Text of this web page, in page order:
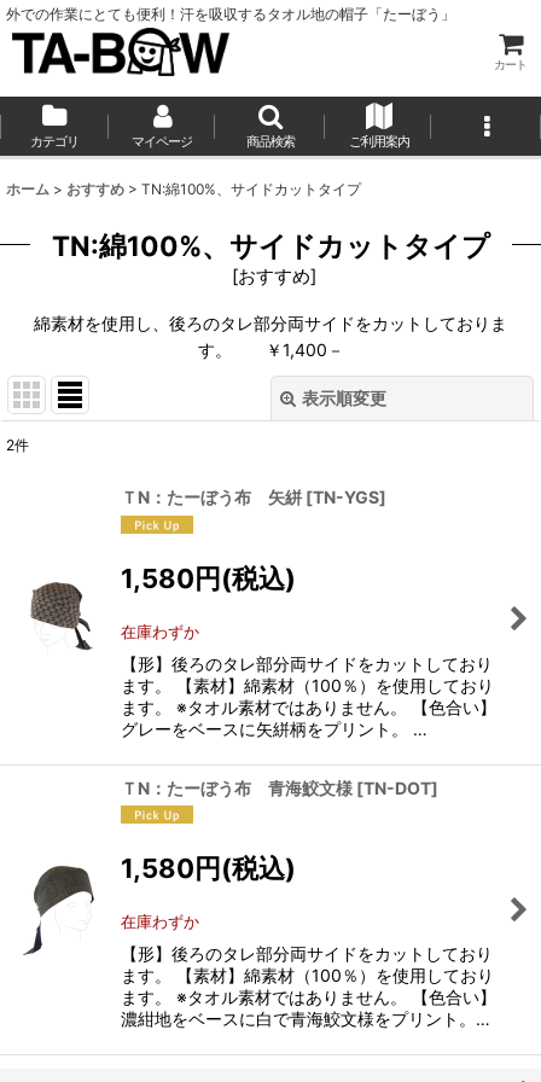
外での作業にとても便利！汗を吸収するタオル地の帽子「たーぼう」
カート
カテゴリ マイページ 商品検索 ご利用案内
ホーム > おすすめ > TN:綿100%、サイドカットタイプ
TN:綿100%、サイドカットタイプ
[おすすめ]
綿素材を使用し、後ろのタレ部分両サイドをカットしておりま
す。 ￥1,400－
表示順変更
絞り込む
2件
ＴN：たーぼう布 矢絣 [TN-YGS]
1,580円(税込)
在庫わずか
【形】後ろのタレ部分両サイドをカットしており
ます。 【素材】綿素材（100％）を使用しており
ます。 ※タオル素材ではありません。 【色合い】
グレーをベースに矢絣柄をプリント。 …
ＴN：たーぼう布 青海鮫文様 [TN-DOT]
1,580円 (税込)
在庫わずか
【形】後ろのタレ部分両サイドをカットしており
ます。 【素材】綿素材（100％）を使用しており
ます。 ※タオル素材ではありません。 【色合い】
濃紺地をベースに白で青海鮫文様をプリント。…